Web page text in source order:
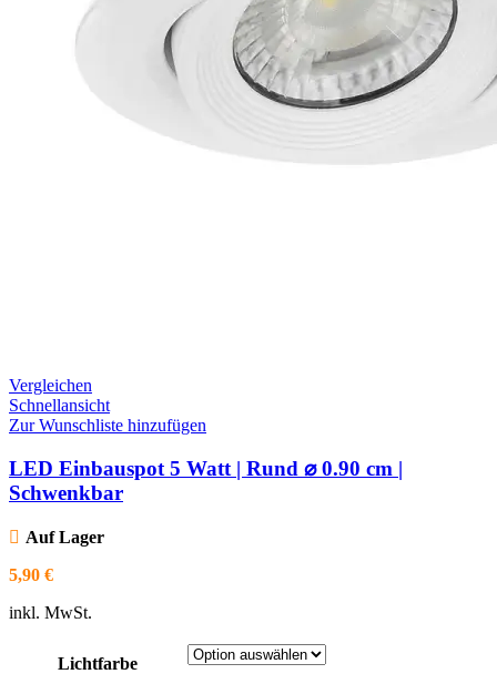
Vergleichen
Schnellansicht
Zur Wunschliste hinzufügen
LED Einbauspot 5 Watt | Rund ⌀ 0.90 cm |
Schwenkbar
Auf Lager
5,90 €
inkl. MwSt.
Lichtfarbe